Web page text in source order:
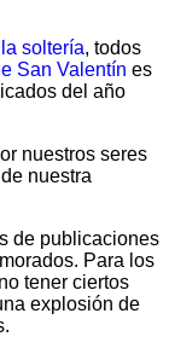
soltería, todos
San Valentín es
del año
nuestros seres
nuestra
de publicaciones
Para los
tener ciertos
explosión de